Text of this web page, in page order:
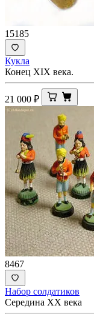
15185
Кукла
Конец XIX века.
21 000 ₽
8467
Набор солдатиков
Середина XX века